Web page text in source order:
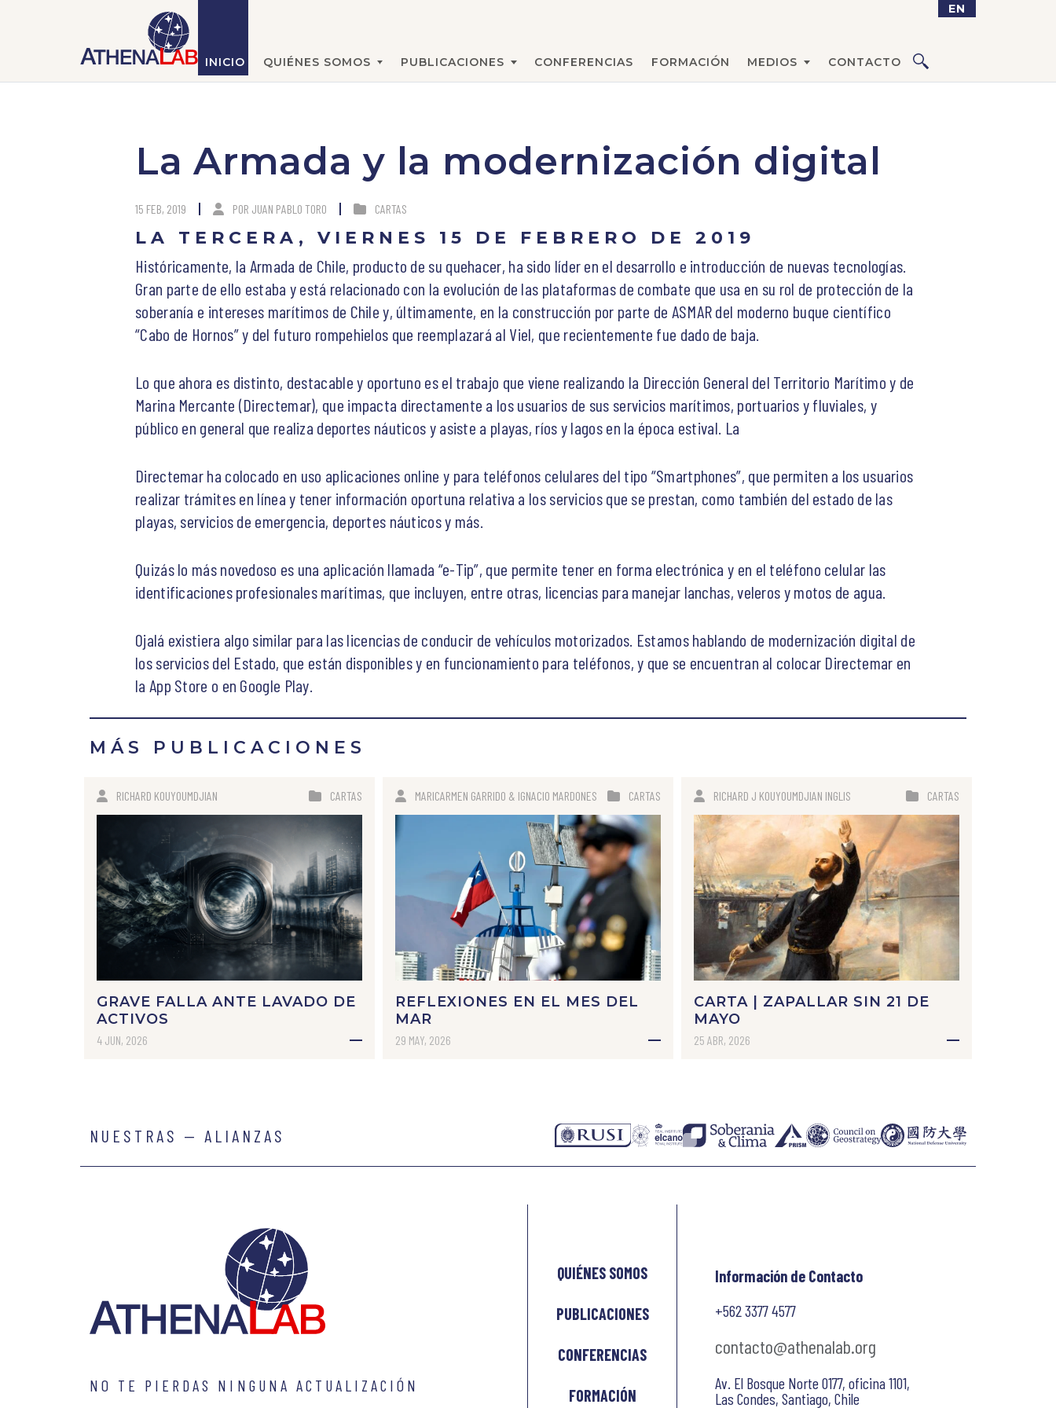
INICIO QUIÉNES SOMOS PUBLICACIONES CONFERENCIAS FORMACIÓN MEDIOS CONTACTO
BUSCAR
EN
La Armada y la modernización digital
15 FEB, 2019 POR JUAN PABLO TORO CARTAS
LA TERCERA, VIERNES 15 DE FEBRERO DE 2019
Históricamente, la Armada de Chile, producto de su quehacer, ha sido líder en el desarrollo e introducción de nuevas tecnologías.
Gran parte de ello estaba y está relacionado con la evolución de las plataformas de combate que usa en su rol de protección de la
soberanía e intereses marítimos de Chile y, últimamente, en la construcción por parte de ASMAR del moderno buque científico
“Cabo de Hornos” y del futuro rompehielos que reemplazará al Viel, que recientemente fue dado de baja.
Lo que ahora es distinto, destacable y oportuno es el trabajo que viene realizando la Dirección General del Territorio Marítimo y de
Marina Mercante (Directemar), que impacta directamente a los usuarios de sus servicios marítimos, portuarios y fluviales, y
público en general que realiza deportes náuticos y asiste a playas, ríos y lagos en la época estival. La
Directemar ha colocado en uso aplicaciones online y para teléfonos celulares del tipo “Smartphones”, que permiten a los usuarios
realizar trámites en línea y tener información oportuna relativa a los servicios que se prestan, como también del estado de las
playas, servicios de emergencia, deportes náuticos y más.
Quizás lo más novedoso es una aplicación llamada “e-Tip”, que permite tener en forma electrónica y en el teléfono celular las
identificaciones profesionales marítimas, que incluyen, entre otras, licencias para manejar lanchas, veleros y motos de agua.
Ojalá existiera algo similar para las licencias de conducir de vehículos motorizados. Estamos hablando de modernización digital de
los servicios del Estado, que están disponibles y en funcionamiento para teléfonos, y que se encuentran al colocar Directemar en
la App Store o en Google Play.
MÁS PUBLICACIONES
RICHARD KOUYOUMDJIAN CARTAS
GRAVE FALLA ANTE LAVADO DE
ACTIVOS
4 JUN, 2026
MARICARMEN GARRIDO & IGNACIO MARDONES CARTAS
REFLEXIONES EN EL MES DEL
MAR
29 MAY, 2026
RICHARD J KOUYOUMDJIAN INGLIS CARTAS
CARTA | ZAPALLAR SIN 21 DE
MAYO
25 ABR, 2026
NUESTRAS — ALIANZAS
NO TE PIERDAS NINGUNA ACTUALIZACIÓN
QUIÉNES SOMOS
PUBLICACIONES
CONFERENCIAS
FORMACIÓN
Información de Contacto
+562 3377 4577
contacto@athenalab.org
Av. El Bosque Norte 0177, oficina 1101,
Las Condes, Santiago, Chile